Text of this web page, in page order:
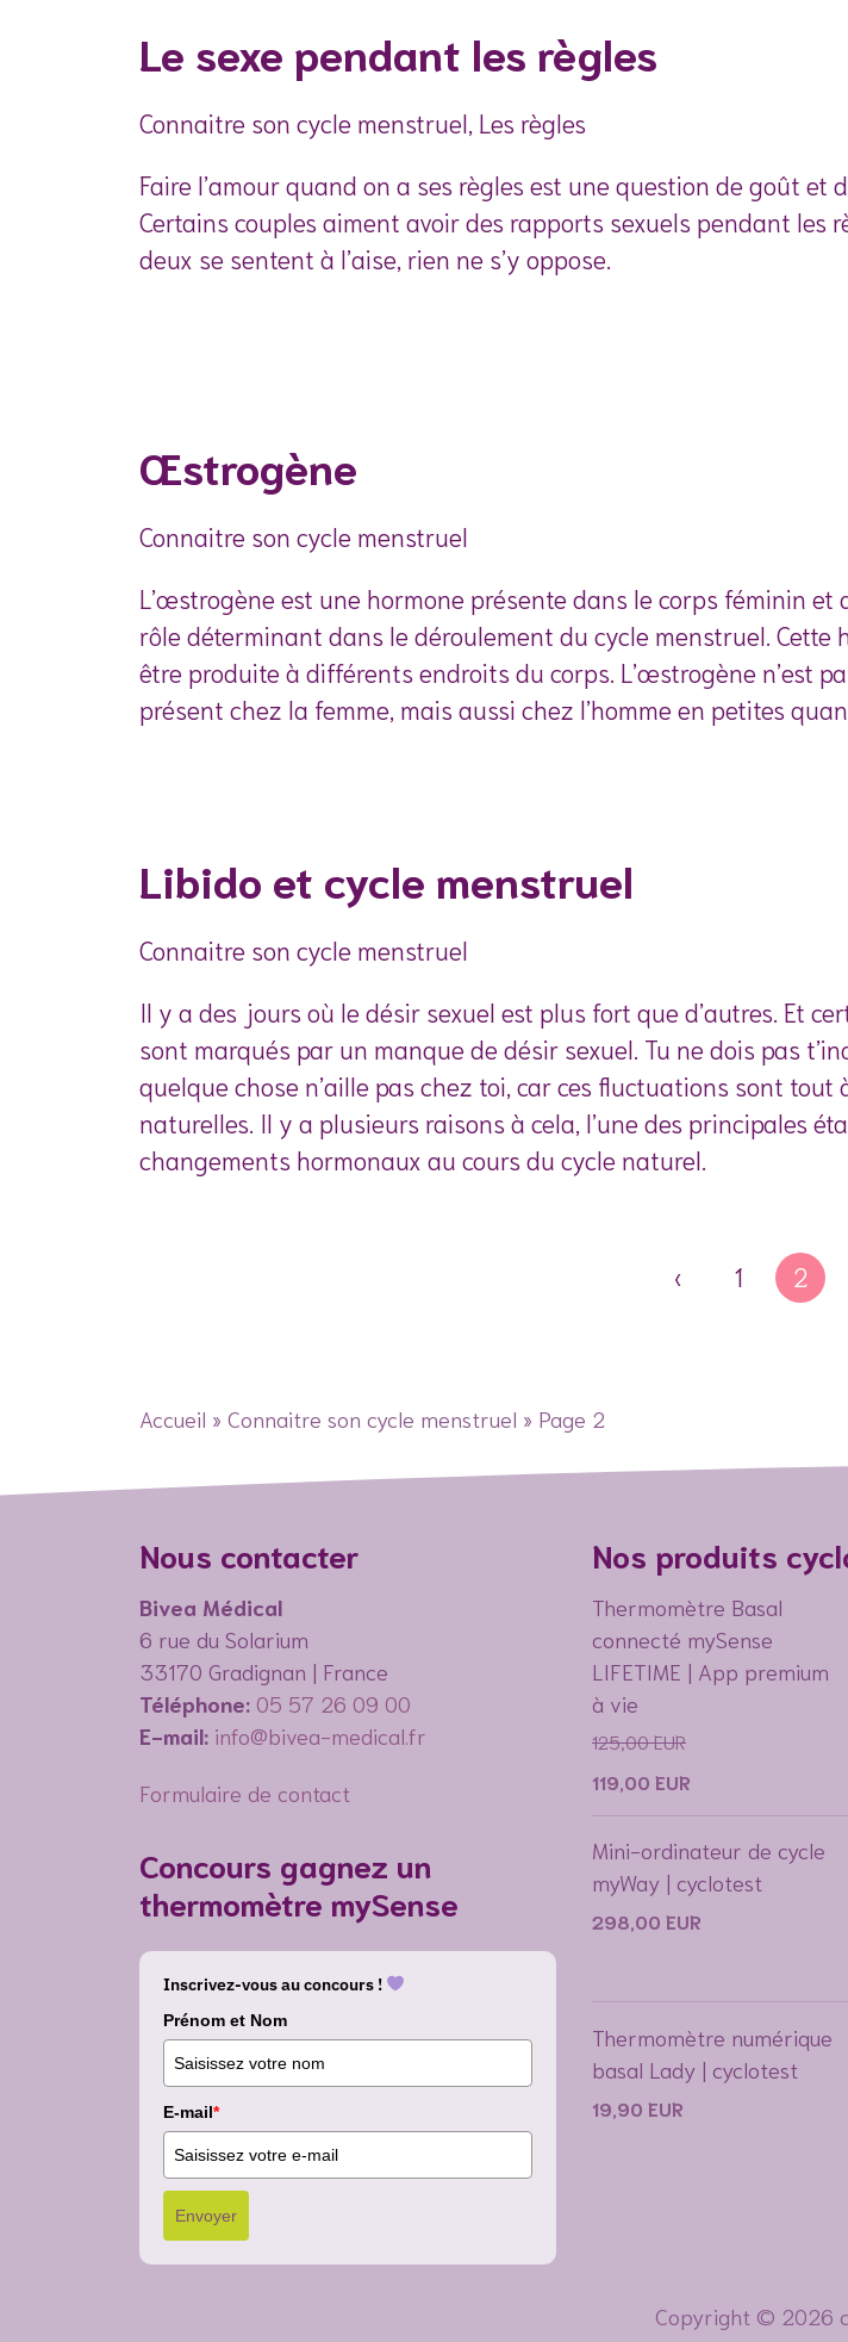
Le sexe pendant les règles
Connaitre son cycle menstruel, Les règles
Faire l’amour quand on a ses règles est une question de goût et
Certains couples aiment avoir des rapports sexuels pendant les
deux se sentent à l’aise, rien ne s’y oppose.
Œstrogène
Connaitre son cycle menstruel
L’œstrogène est une hormone présente dans le corps féminin et
rôle déterminant dans le déroulement du cycle menstruel. Cette
être produite à différents endroits du corps. L’œstrogène n’est
présent chez la femme, mais aussi chez l’homme en petites
Libido et cycle menstruel
Connaitre son cycle menstruel
Il y a des jours où le désir sexuel est plus fort que d’autres. Et
sont marqués par un manque de désir sexuel. Tu ne dois pas
quelque chose n’aille pas chez toi, car ces fluctuations sont tout
naturelles. Il y a plusieurs raisons à cela, l’une des principales
changements hormonaux au cours du cycle naturel.
‹ 1 2
Accueil » Connaitre son cycle menstruel » Page 2
Nous contacter
Bivea Médical
6 rue du Solarium
33170 Gradignan | France
Téléphone: 05 57 26 09 00
E-mail: info@bivea-medical.fr
Formulaire de contact
Concours gagnez un
thermomètre mySense
Inscrivez-vous au concours !
Prénom et Nom
E-mail*
Envoyer
Nos produits
Thermomètre Basal
connecté mySense
LIFETIME | App premium
à vie
125,00EUR
119,00 EUR
Mini-ordinateur de cycle
myWay | cyclotest
298,00 EUR
Thermomètre numérique
basal Lady | cyclotest
19,90 EUR
Copyright © 2026